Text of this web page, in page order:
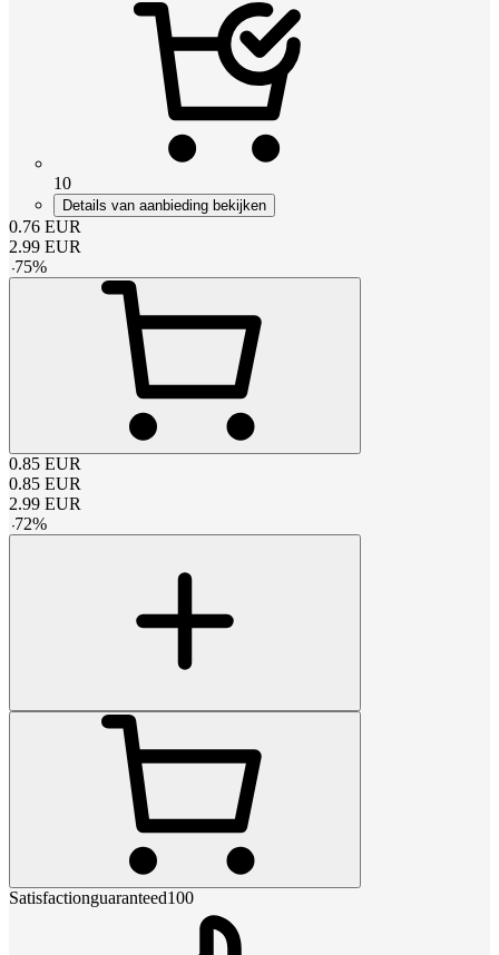
10
Details van aanbieding bekijken
0.76 EUR
2.99 EUR
-75%
0.85 EUR
0.85 EUR
2.99 EUR
-72%
Satisfactionguaranteed100